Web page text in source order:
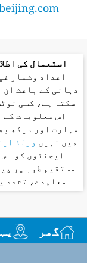
استعمال کی
اعداد وشمار
دہانی کے باعث ان
سکتا ہے، کسی
اس معلومات کے
مہارت اور دیکھ
میں نہیںورلڈ
ایجنٹوں کو
مستقیم طور پر
معاہدے، تشدد
گھر